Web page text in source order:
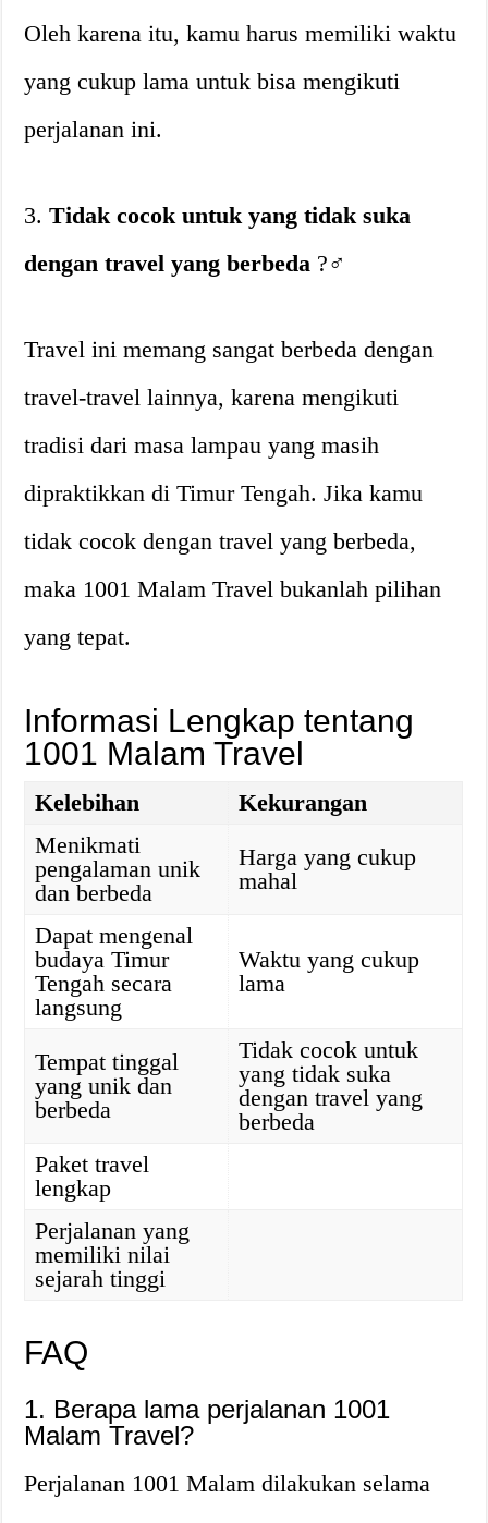
Oleh karena itu, kamu harus memiliki waktu
yang cukup lama untuk bisa mengikuti
perjalanan ini.
3.Tidak cocok untuk yang tidak suka
dengan travel yang berbeda ?‍♂️
Travel ini memang sangat berbeda dengan
travel-travel lainnya, karena mengikuti
tradisi dari masa lampau yang masih
dipraktikkan di Timur Tengah. Jika kamu
tidak cocok dengan travel yang berbeda,
maka 1001 Malam Travel bukanlah pilihan
yang tepat.
Informasi Lengkap tentang
1001 Malam Travel
Kelebihan
Kekurangan
Menikmati
pengalaman unik
dan berbeda
Harga yang cukup
mahal
Dapat mengenal
budaya Timur
Tengah secara
langsung
Waktu yang cukup
lama
Tempat tinggal
yang unik dan
berbeda
Tidak cocok untuk
yang tidak suka
dengan travel yang
berbeda
Paket travel
lengkap
Perjalanan yang
memiliki nilai
sejarah tinggi
FAQ
1. Berapa lama perjalanan 1001
Malam Travel?
Perjalanan 1001 Malam dilakukan selama